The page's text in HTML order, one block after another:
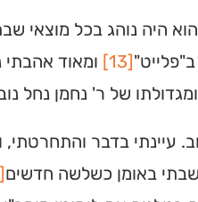
היה נוהג בכל מוצאי שבת
[13]
ומאוד
של ר' נחמן נחל
עיינתי בדבר
באומן כשלשה חדשים[14]